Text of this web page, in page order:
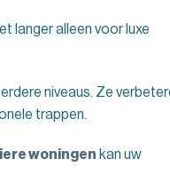
langer alleen voor luxe
niveaus. Ze
trappen.
woningen kan uw